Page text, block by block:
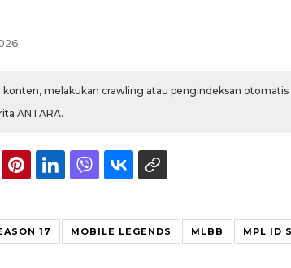
melakukan crawling atau pengindeksan otomatis
ANTARA.
17 MOBILE LEGENDS MLBB MPL ID
2026-08-07